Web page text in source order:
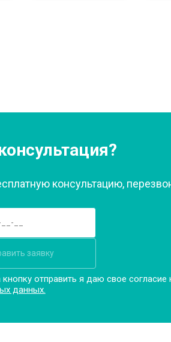
консультацию,
заявку
отправить я даю свое согласие
данных.